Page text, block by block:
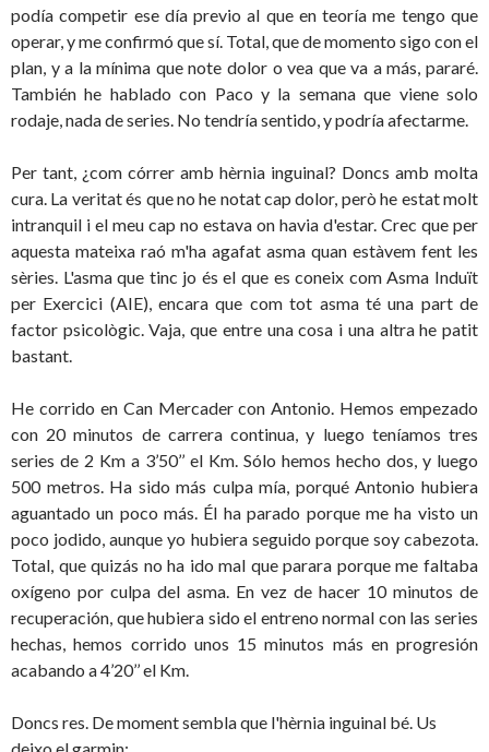
podía competir ese día previo al que en teoría me tengo que
operar, y me confirmó que sí. Total, que de momento sigo con el
plan, y a la mínima que note dolor o vea que va a más, pararé.
También he hablado con Paco y la semana que viene solo
rodaje, nada de series. No tendría sentido, y podría afectarme.
Per tant, ¿com córrer amb hèrnia inguinal? Doncs amb molta
cura. La veritat és que no he notat cap dolor, però he estat molt
intranquil i el meu cap no estava on havia d'estar. Crec que per
aquesta mateixa raó m'ha agafat asma quan estàvem fent les
sèries. L'asma que tinc jo és el que es coneix com Asma Induït
per Exercici (AIE), encara que com tot asma té una part de
factor psicològic. Vaja, que entre una cosa i una altra he patit
bastant.
He corrido en Can Mercader con Antonio. Hemos empezado
con 20 minutos de carrera continua, y luego teníamos tres
series de 2 Km a 3’50’’ el Km. Sólo hemos hecho dos, y luego
500 metros. Ha sido más culpa mía, porqué Antonio hubiera
aguantado un poco más. Él ha parado porque me ha visto un
poco jodido, aunque yo hubiera seguido porque soy cabezota.
Total, que quizás no ha ido mal que parara porque me faltaba
oxígeno por culpa del asma. En vez de hacer 10 minutos de
recuperación, que hubiera sido el entreno normal con las series
hechas, hemos corrido unos 15 minutos más en progresión
acabando a 4’20’’ el Km.
Doncs res. De moment sembla que l'hèrnia inguinal bé. Us